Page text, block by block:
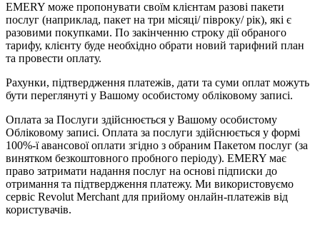
EMERY може пропонувати своїм клієнтам разові пакети
послуг (наприклад, пакет на три місяці/ півроку/ рік), які є
разовими покупками. По закінченню строку дії обраного
тарифу, клієнту буде необхідно обрати новий тарифний план
та провести оплату.
Рахунки, підтвердження платежів, дати та суми оплат можуть
бути переглянуті у Вашому особистому обліковому записі.
Оплата за Послуги здійснюється у Вашому особистому
Обліковому записі. Оплата за послуги здійснюється у формі
100%-ї авансової оплати згідно з обраним Пакетом послуг (за
винятком безкоштовного пробного періоду). EMERY має
право затримати надання послуг на основі підписки до
отримання та підтвердження платежу. Ми використовуємо
сервіс Revolut Merchant для прийому онлайн-платежів від
користувачів.